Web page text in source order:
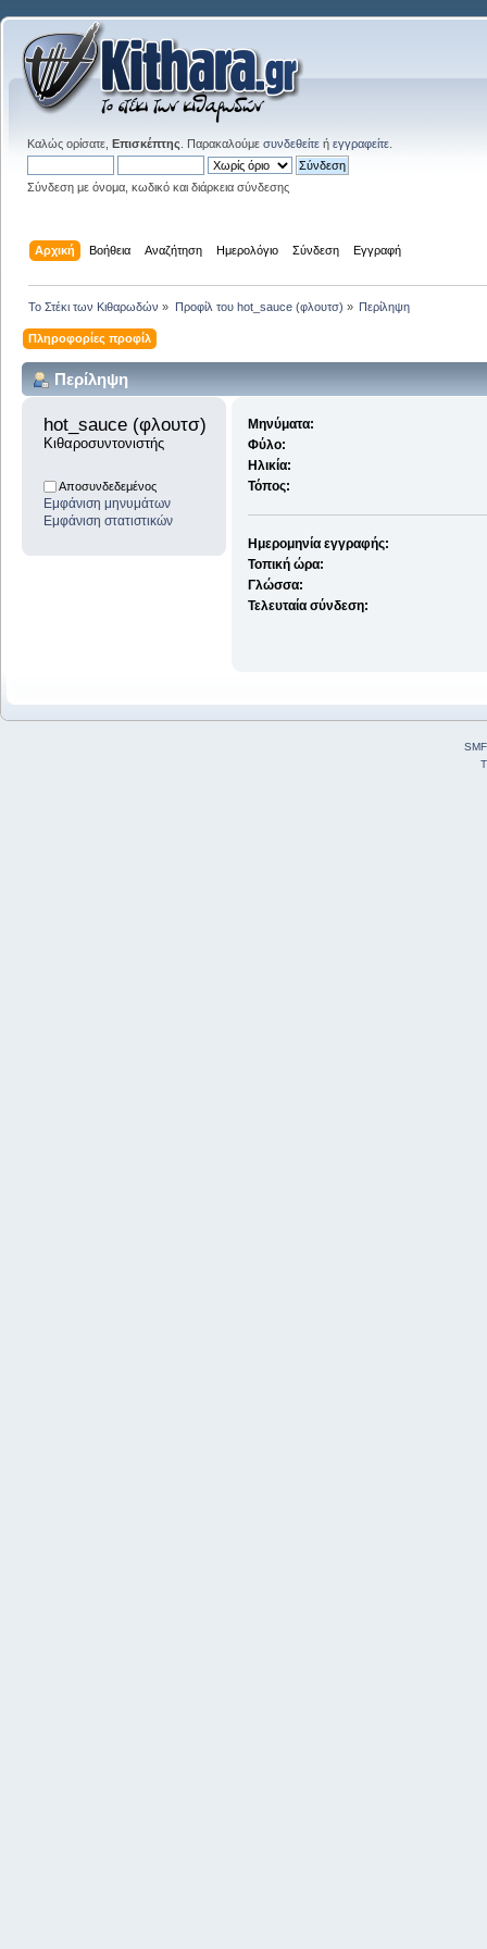
Καλώς ορίσατε, Επισκέπτης . Παρακαλούμε συνδεθείτε ή εγγραφείτε
Σύνδεση με όνομα, κωδικό και διάρκεια σύνδεσης
Αρχική Βοήθεια Αναζήτηση Ημερολόγιο Σύνδεση Εγγραφή
Το Στέκι των Κιθαρωδών » Προφίλ του hot_sauce (φλουτσ) » Περίληψη
Πληροφορίες προφίλ
Περίληψη
Κιθαροσυντονιστής
Αποσυνδεδεμένος
Εμφάνιση μηνυμάτων
Εμφάνιση στατιστικών
Μηνύματα:
Φύλο:
Ηλικία:
Τόπος:
Ημερομηνία εγγραφής:
Τοπική ώρα:
Γλώσσα:
Τελευταία σύνδεση: